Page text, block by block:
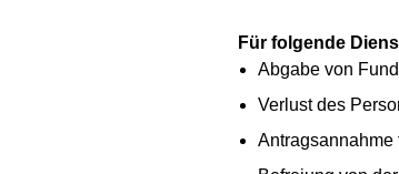
Für folgende
Abgabe von
Verlust des
Antragsannahme